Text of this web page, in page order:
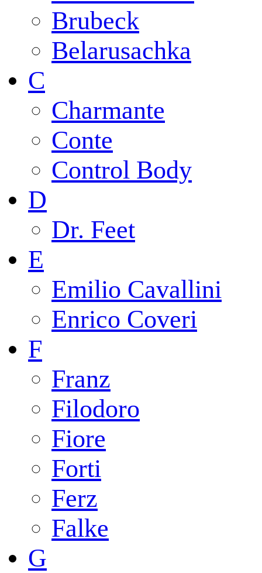
Brubeck
Belarusachka
C
Charmante
Conte
Control Body
D
Dr. Feet
E
Emilio Cavallini
Enrico Coveri
F
Franz
Filodoro
Fiore
Forti
Ferz
Falke
G